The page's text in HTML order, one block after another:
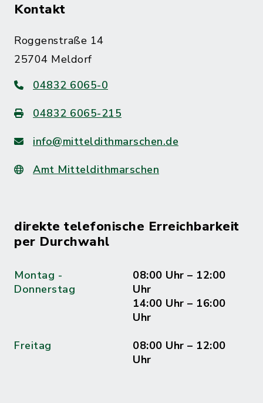
Kontakt
Roggenstraße 14
25704 Meldorf
04832 6065-0
04832 6065-215
info@mitteldithmarschen.de
Amt Mitteldithmarschen
direkte telefonische Erreichbarkeit
per Durchwahl
Montag -
Donnerstag
08:00 Uhr – 12:00
Uhr
14:00 Uhr – 16:00
Uhr
Freitag
08:00 Uhr – 12:00
Uhr